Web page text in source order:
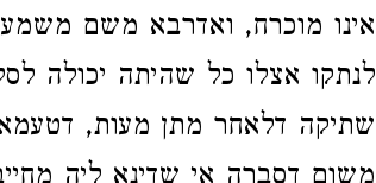
אינו מוכרח, ואדרבא משם
לנתקו אצלו כל שהיתה יכולה
שתיקה דלאחר מתן מעות,